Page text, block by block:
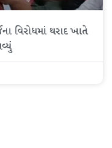
વિરોધમાં થરાદ ખાતે